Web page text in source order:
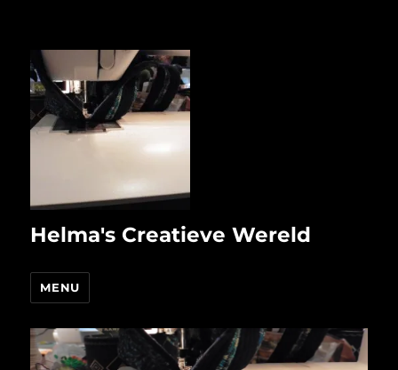
Helma's Creatieve Wereld
MENU